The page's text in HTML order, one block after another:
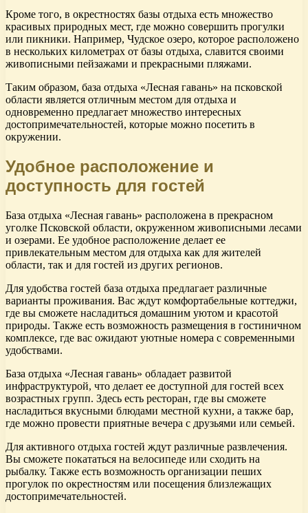
Кроме того, в окрестностях базы отдыха есть множество
красивых природных мест, где можно совершить прогулки
или пикники. Например, Чудское озеро, которое расположено
в нескольких километрах от базы отдыха, славится своими
живописными пейзажами и прекрасными пляжами.
Таким образом, база отдыха «Лесная гавань» на псковской
области является отличным местом для отдыха и
одновременно предлагает множество интересных
достопримечательностей, которые можно посетить в
окружении.
Удобное расположение и
доступность для гостей
База отдыха «Лесная гавань» расположена в прекрасном
уголке Псковской области, окруженном живописными лесами
и озерами. Ее удобное расположение делает ее
привлекательным местом для отдыха как для жителей
области, так и для гостей из других регионов.
Для удобства гостей база отдыха предлагает различные
варианты проживания. Вас ждут комфортабельные коттеджи,
где вы сможете насладиться домашним уютом и красотой
природы. Также есть возможность размещения в гостиничном
комплексе, где вас ожидают уютные номера с современными
удобствами.
База отдыха «Лесная гавань» обладает развитой
инфраструктурой, что делает ее доступной для гостей всех
возрастных групп. Здесь есть ресторан, где вы сможете
насладиться вкусными блюдами местной кухни, а также бар,
где можно провести приятные вечера с друзьями или семьей.
Для активного отдыха гостей ждут различные развлечения.
Вы сможете покататься на велосипеде или сходить на
рыбалку. Также есть возможность организации пеших
прогулок по окрестностям или посещения близлежащих
достопримечательностей.